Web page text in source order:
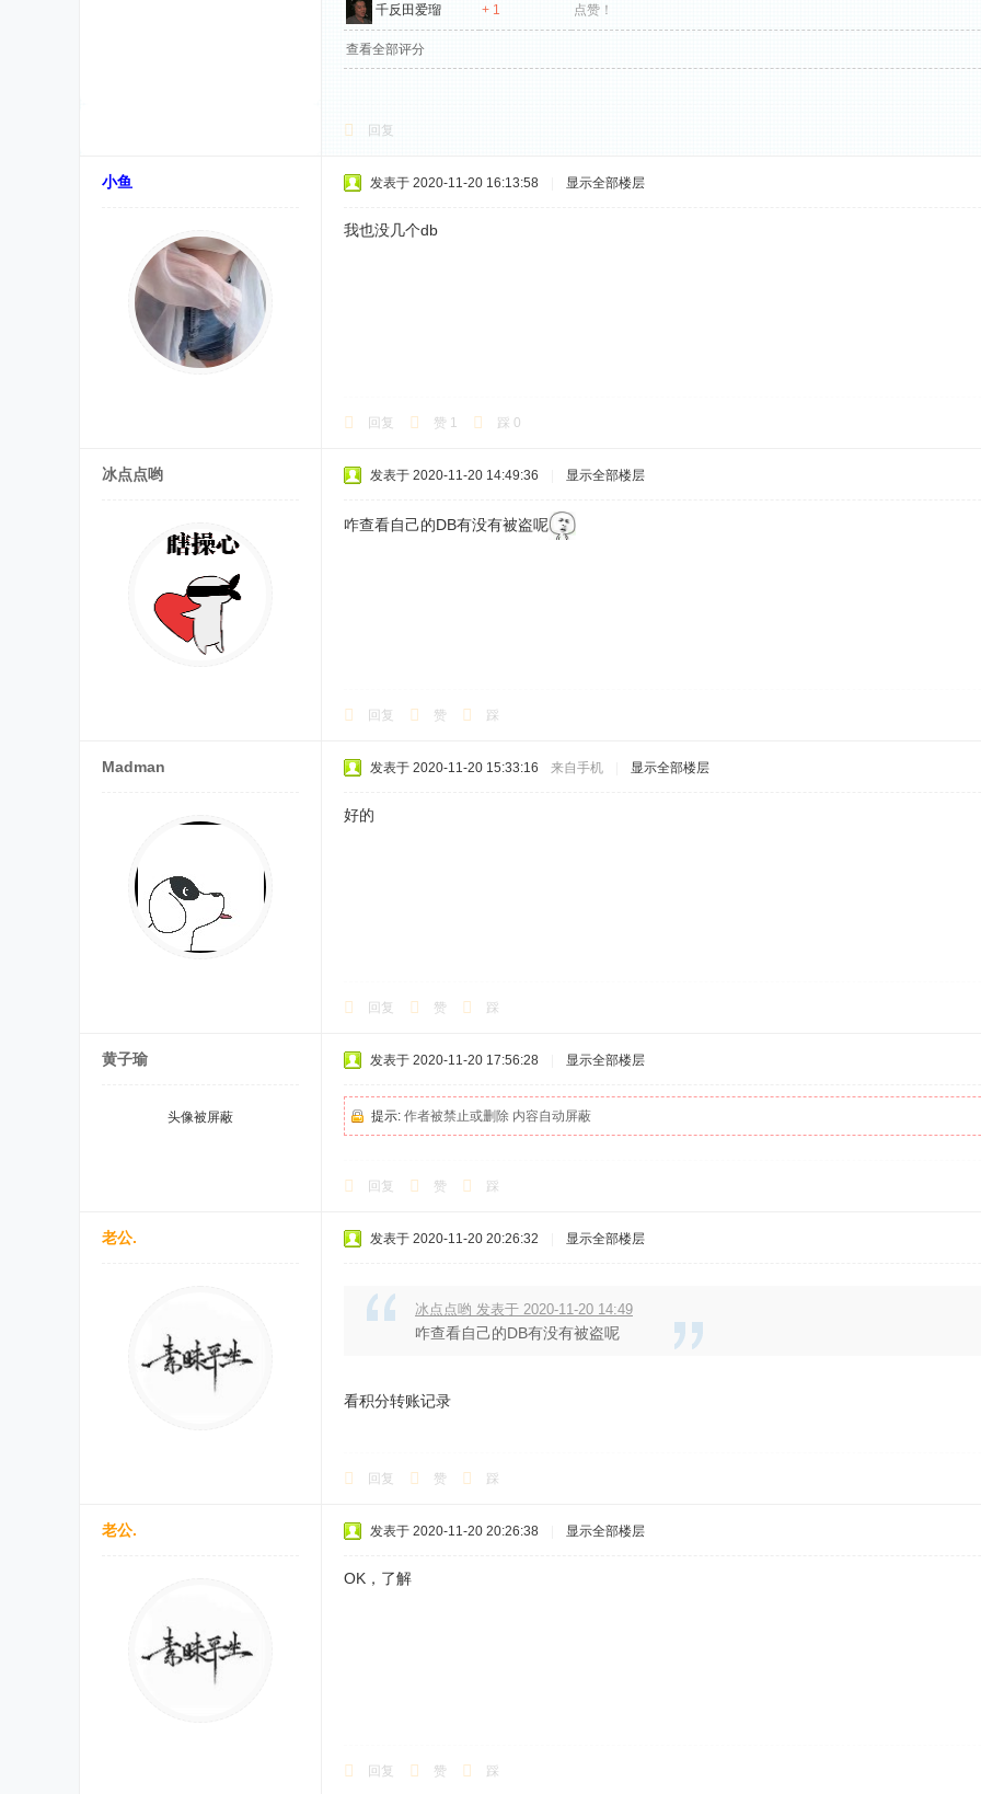
千反田爱瑠 + 1 点赞！
查看全部评分
回复
小鱼 发表于 2020-11-20 16:13:58 显示全部楼层
我也没几个db
回复 赞 1 踩 0
冰点点哟 发表于 2020-11-20 14:49:36 显示全部楼层
咋查看自己的DB有没有被盗呢
回复 赞 踩
Madman 发表于 2020-11-20 15:33:16 来自手机 显示全部楼层
好的
回复 赞 踩
黄子瑜
头像被屏蔽
发表于 2020-11-20 17:56:28 显示全部楼层
提示: 作者被禁止或删除 内容自动屏蔽
回复 赞 踩
老公. 发表于 2020-11-20 20:26:32 显示全部楼层
冰点点哟 发表于 2020-11-20 14:49
咋查看自己的DB有没有被盗呢
看积分转账记录
回复 赞 踩
老公. 发表于 2020-11-20 20:26:38 显示全部楼层
OK，了解
回复 赞 踩